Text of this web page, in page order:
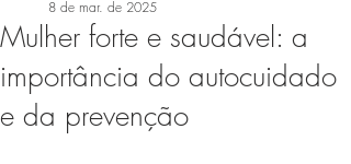
Mulher forte e saudável: a
importância do autocuidado
e da prevenção
8 de mar. de 2025